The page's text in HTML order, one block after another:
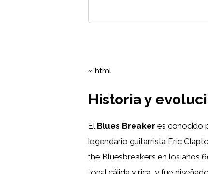
«`html
Historia y
El Blues Breaker es conocido
legendario guitarrista Eric
the Bluesbreakers en los años
tonal cálida y rica, y fue